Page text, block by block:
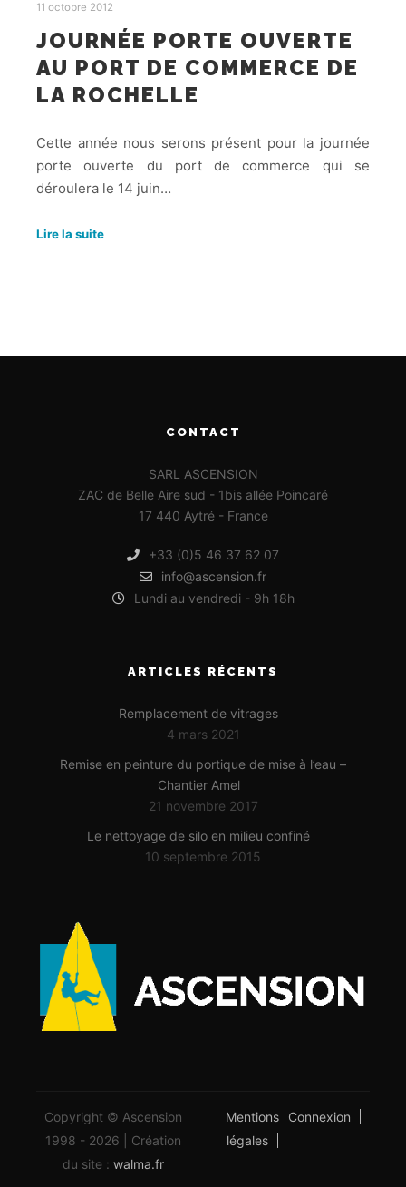
11 octobre 2012
JOURNÉE PORTE OUVERTE
AU PORT DE COMMERCE DE
LA ROCHELLE
Cette année nous serons présent pour la journée
porte ouverte du port de commerce qui se
déroulera le 14 juin…
Lire la suite
CONTACT
SARL ASCENSION
ZAC de Belle Aire sud - 1bis allée Poincaré
17 440 Aytré - France
+33 (0)5 46 37 62 07
info@ascension.fr
Lundi au vendredi - 9h 18h
ARTICLES RÉCENTS
Remplacement de vitrages
4 mars 2021
Remise en peinture du portique de mise à l’eau –
Chantier Amel
21 novembre 2017
Le nettoyage de silo en milieu confiné
10 septembre 2015
Copyright © Ascension
1998 - 2026 | Création
du site : walma.fr
Mentions
légales
Connexion